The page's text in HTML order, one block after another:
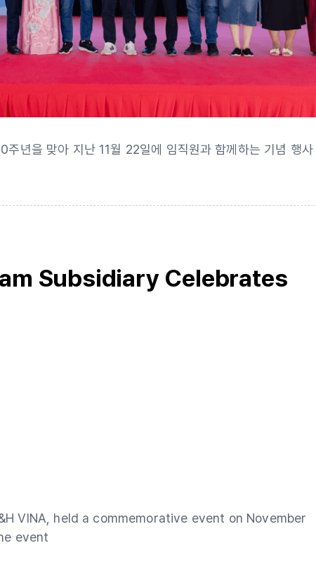
년을 맞아 지난 11월 22일에 임직원과 함께하는 기념 행사
Subsidiary Celebrates
VINA, held a commemorative event on November
event